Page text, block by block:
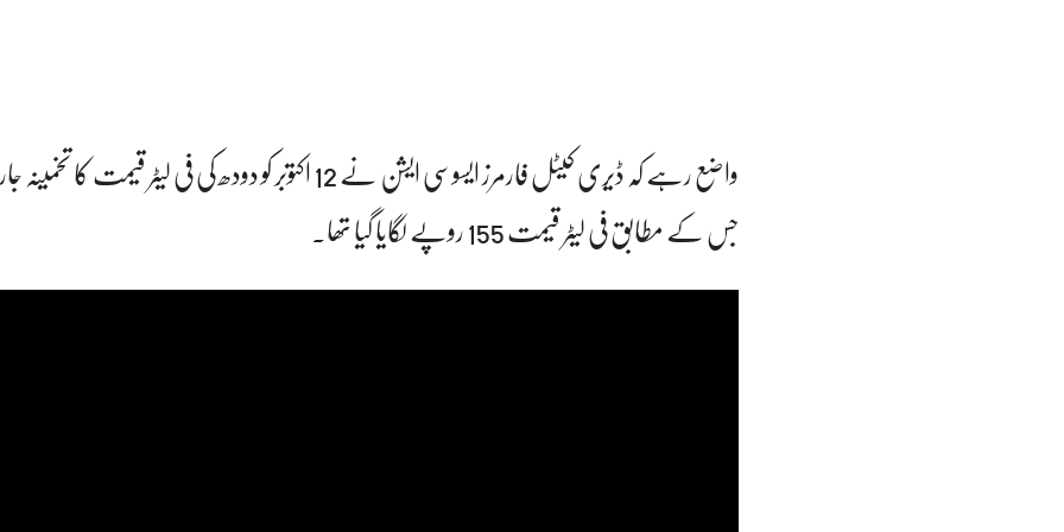
واضع رہے کہ ڈیری کیٹل فارمرز ایسوسی ایشن نے 12 اکتوبر کو دودھ کی فی لیٹر
جس کے مطابق فی لیٹر قیمت 155 روپے لگایا گیا تھا۔